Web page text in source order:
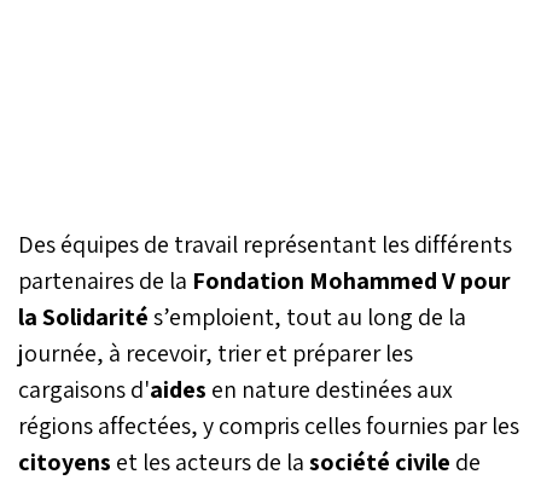
Des équipes de travail représentant les différents
partenaires de la Fondation Mohammed V pour
la Solidarités’emploient, tout au long de la
journée, à recevoir, trier et préparer les
cargaisons d'aides en nature destinées aux
régions affectées, y compris celles fournies par les
citoyens et les acteurs de lasociété civile de